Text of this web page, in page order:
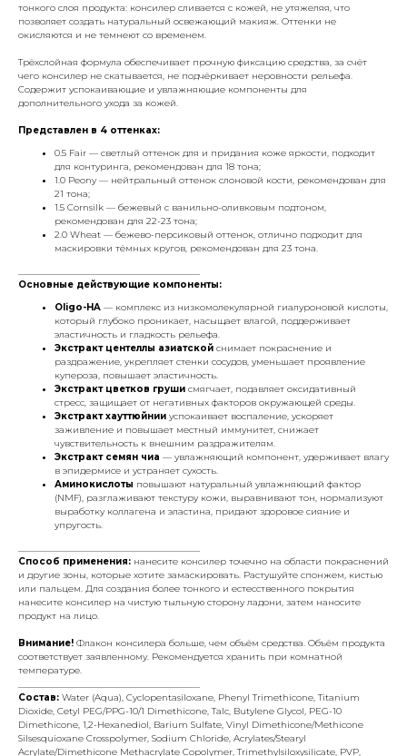
тонкого слоя продукта: консилер сливается с кожей, не утяжеляя, что
позволяет создать натуральный освежающий макияж. Оттенки не
окисляются и не темнеют со временем.
Трёхслойная формула обеспечивает прочную фиксацию средства, за счёт
чего консилер не скатывается, не подчёркивает неровности рельефа.
Содержит успокаивающие и увлажняющие компоненты для
дополнительного ухода за кожей.
Представлен в 4 оттенках:
0.5 Fair — светлый оттенок для и придания коже яркости, подходит
для контуринга, рекомендован для 18 тона;
1.0 Peony — нейтральный оттенок слоновой кости, рекомендован для
21 тона;
1.5 Cornsilk — бежевый с ванильно-оливковым подтоном,
рекомендован для 22-23 тона;
2.0 Wheat — бежево-персиковый оттенок, отлично подходит для
маскировки тёмных кругов, рекомендован для 23 тона.
Основные действующие компоненты:
Oligo-HA — комплекс из низкомолекулярной гиалуроновой кислоты,
который глубоко проникает, насыщает влагой, поддерживает
эластичность и гладкость рельефа.
Экстракт центеллы азиатской снимает покраснение и
раздражение, укрепляет стенки сосудов, уменьшает проявление
купероза, повышает эластичность.
Экстракт цветков груши смягчает, подавляет оксидативный
стресс, защищает от негативных факторов окружающей среды.
Экстракт хауттюйнии успокаивает воспаление, ускоряет
заживление и повышает местный иммунитет, снижает
чувствительность к внешним раздражителям.
Экстракт семян чиа — увлажняющий компонент, удерживает влагу
в эпидермисе и устраняет сухость.
Аминокислоты повышают натуральный увлажняющий фактор
(NMF), разглаживают текстуру кожи, выравнивают тон, нормализуют
выработку коллагена и эластина, придают здоровое сияние и
упругость.
Способ применения: нанесите консилер точечно на области покраснений
и другие зоны, которые хотите замаскировать. Растушуйте спонжем, кистью
или пальцем. Для создания более тонкого и естесственного покрытия
нанесите консилер на чистую тыльную сторону ладони, затем наносите
продукт на лицо.
Внимание! Флакон консилера больше, чем объём средства. Объём продукта
соответствует заявленному. Рекомендуется хранить при комнатной
температуре.
Состав: Water (Aqua), Cyclopentasiloxane, Phenyl Trimethicone, Titanium
Dioxide, Cetyl PEG/PPG-10/1 Dimethicone, Talc, Butylene Glycol, PEG-10
Dimethicone, 1,2-Hexanediol, Barium Sulfate, Vinyl Dimethicone/Methicone
Silsesquioxane Crosspolymer, Sodium Chloride, Acrylates/Stearyl
Acrylate/Dimethicone Methacrylate Copolymer, Trimethylsiloxysilicate, PVP,